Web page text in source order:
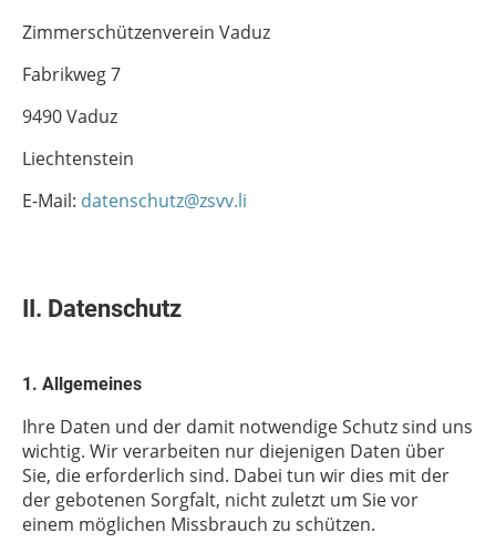
Zimmerschützenverein Vaduz
Fabrikweg 7
9490 Vaduz
Liechtenstein
E-Mail: datenschutz@zsvv.li
II. Datenschutz
1. Allgemeines
Ihre Daten und der damit notwendige Schutz sind uns
wichtig. Wir verarbeiten nur diejenigen Daten über
Sie, die erforderlich sind. Dabei tun wir dies mit der
der gebotenen Sorgfalt, nicht zuletzt um Sie vor
einem möglichen Missbrauch zu schützen.